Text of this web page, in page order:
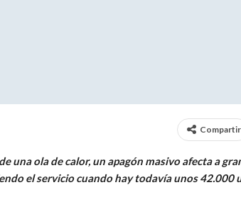
Compartir
una ola de calor, un apagón masivo afecta a
el servicio cuando hay todavía unos 42.000